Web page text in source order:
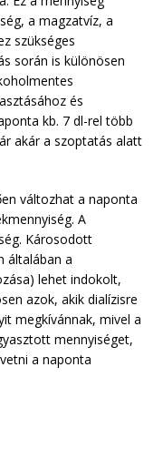
a magzatvíz, a
szükséges
során is különösen
és
kb. 7 dl-rel több
akár a szoptatás alatt
változhat a naponta
A
Károsodott
általában a
lehet indokolt,
azok, akik dialízisre
megkívánnak, mivel a
mennyiséget,
a naponta